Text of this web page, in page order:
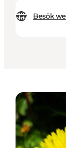
Besök